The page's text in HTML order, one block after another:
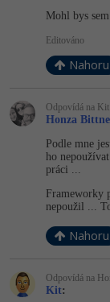
Mohl bys
Editováno
Nahoru
Odpovídá na Kit
Honza
Podle mne
ho
práci ...
Frameworky
nepoužil ...
Nahoru
Odpovídá na
Kit: